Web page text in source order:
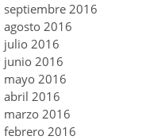
septiembre 2016
agosto 2016
julio 2016
junio 2016
mayo 2016
abril 2016
marzo 2016
febrero 2016